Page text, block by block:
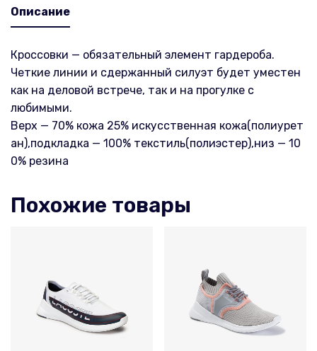
Описание
Кроссовки — обязательный элемент гардероба.
Четкие линии и сдержанный силуэт будет уместен
как на деловой встрече, так и на прогулке с
любимыми.
Верх — 70% кожа 25% искусственная кожа(полиурет
ан),подкладка — 100% текстиль(полиэстер),низ — 10
0% резина
Похожие товары